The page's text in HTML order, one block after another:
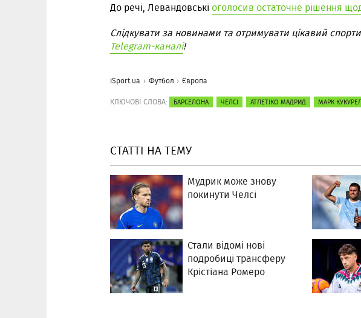
До речі, Левандовські оголосив остаточне рішення
Слідкувати за новинами та отримувати цікавий
Telegram-каналі!
iSport.ua Футбол Європа
КЛЮЧОВІ СЛОВА: БАРСЕЛОНА ЧЕЛСІ АТЛЕТІКО МАДРИД МАРК
СТАТТІ НА ТЕМУ
Мудрик може знову
покинути Челсі
Стали відомі нові
подробиці трансферу
Крістіана Ромеро